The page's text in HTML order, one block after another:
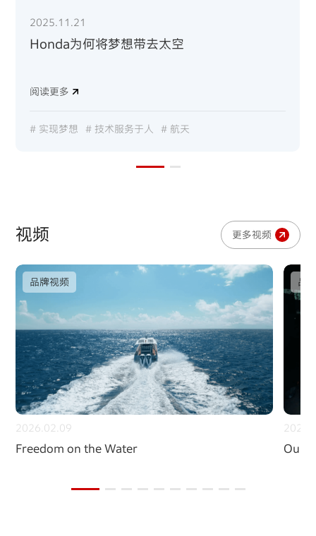
2025.06.30
Honda × 影视动漫：打造与摩托车的全新触
阅读更多
# 摩托车 # 实现梦想 #愿景
2025.11.21
Honda为何将梦想带去太空
阅读更多
# 实现梦想 # 技术服务于人 # 航天
2025.06.30
Honda × 影视动漫：打造与摩托车的全新触
阅读更多
# 摩托车 # 实现梦想 #愿景
2025.11.21
Honda为何将梦想带去太空
阅读更多
# 实现梦想 # 技术服务于人 # 航天
视频 更多视频
品牌视频
2026.02.09
Freedom on the Water
品
Our